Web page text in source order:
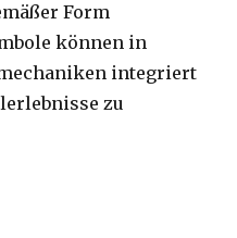
Form
können in
integriert
zu